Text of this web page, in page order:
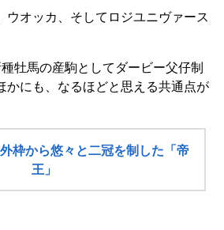
オッカ、そしてロジユニヴァース
牡馬の産駒としてダービー父仔制
かにも、なるほどと思える共通点が
枠から悠々と二冠を制した「帝
王」